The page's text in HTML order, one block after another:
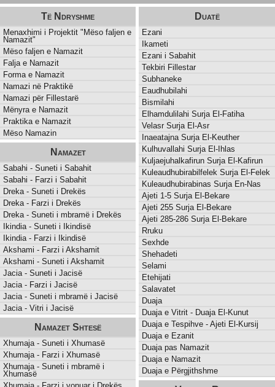
Të Ndryshme
Menaxhimi i Projektit "Mëso faljen e
Namazit"
Mëso faljen e Namazit
Falja e Namazit
Forma e Namazit
Namazi në Praktikë
Namazi për Fillestarë
Mënyra e Namazit
Praktika e Namazit
Mëso Namazin
Namazet
Sabahi - Suneti i Sabahit
Sabahi - Farzi i Sabahit
Dreka - Suneti i Drekës
Dreka - Farzi i Drekës
Dreka - Suneti i mbramë i Drekës
Ikindia - Suneti i Ikindisë
Ikindia - Farzi i Ikindisë
Akshami - Farzi i Akshamit
Akshami - Suneti i Akshamit
Jacia - Suneti i Jacisë
Jacia - Farzi i Jacisë
Jacia - Suneti i mbramë i Jacisë
Jacia - Vitri i Jacisë
Namazet Shtesë
Xhumaja - Suneti i Xhumasë
Xhumaja - Farzi i Xhumasë
Xhumaja - Suneti i mbramë i
Xhumasë
Duatë
Ezani
Ikameti
Ezani i Sabahit
Tekbiri Fillestar
Subhaneke
Eaudhubilahi
Bismilahi
Elhamdulilahi Surja El-Fatiha
Velasr Surja El-Asr
Inaeatajna Surja El-Keuther
Kulhuvallahi Surja El-Ihlas
Kuljaejuhalkafirun Surja El-Kafirun
Kuleaudhubirabilfelek Surja El-Felek
Kuleaudhubirabinas Surja En-Nas
Ajeti 1-5 Surja El-Bekare
Ajeti 255 Surja El-Bekare
Ajeti 285-286 Surja El-Bekare
Rruku
Sexhde
Shehadeti
Selami
Etehijati
Salavatet
Duaja
Duaja e Vitrit - Duaja El-Kunut
Duaja e Tespihve - Ajeti El-Kursij
Duaja e Ezanit
Duaja pas Namazit
Duaja e Namazit
Duaja e Përgjithshme